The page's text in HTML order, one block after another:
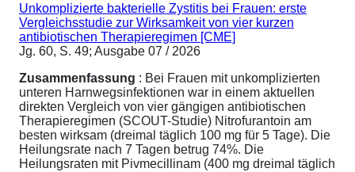
Unkomplizierte bakterielle Zystitis bei Frauen: erste
Vergleichsstudie zur Wirksamkeit von vier kurzen
antibiotischen Therapieregimen [CME]
Jg. 60, S. 49; Ausgabe 07 / 2026
Zusammenfassung : Bei Frauen mit unkomplizierten
unteren Harnwegsinfektionen war in einem aktuellen
direkten Vergleich von vier gängigen antibiotischen
Therapieregimen (SCOUT-Studie) Nitrofurantoin am
besten wirksam (dreimal täglich 100 mg für 5 Tage). Die
Heilungsrate nach 7 Tagen betrug 74%. Die
Heilungsraten mit Pivmecillinam (400 mg dreimal täglich